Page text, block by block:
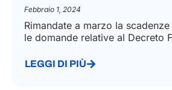
Febbraio 1, 2024
Rimandate a marzo la
le domande relative al Decreto
LEGGI DI PIÙ